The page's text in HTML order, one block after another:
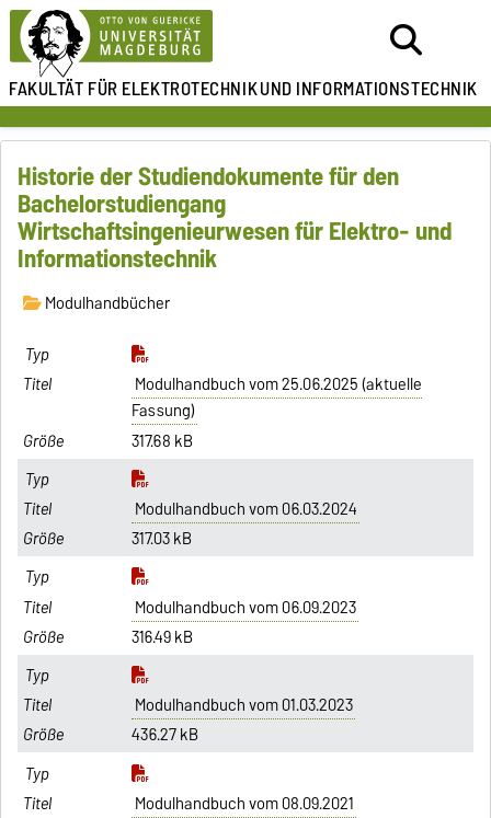
FAKULTÄT FÜR ELEKTROTECHNIKUND INFORMATIONSTECHNIK
Historie der Studiendokumente für den
Bachelorstudiengang
Wirtschaftsingenieurwesen für Elektro- und
Informationstechnik
Modulhandbücher
Modulhandbuch vom 25.06.2025 (aktuelle
Fassung)
317.68 kB
Modulhandbuch vom 06.03.2024
317.03 kB
Modulhandbuch vom 06.09.2023
316.49 kB
Modulhandbuch vom 01.03.2023
436.27 kB
Modulhandbuch vom 08.09.2021